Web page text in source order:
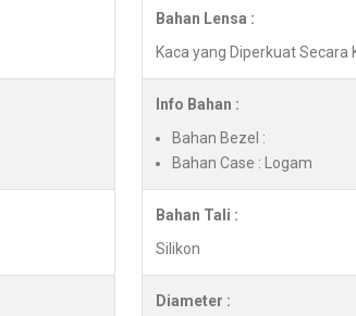
Bahan Lensa :
Kaca yang Diperkuat Secara
Info Bahan :
Bahan Bezel :
Bahan Case : Logam
Bahan Tali :
Silikon
Diameter :